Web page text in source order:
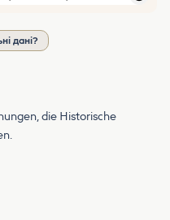
дані?
die Historische